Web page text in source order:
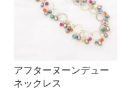
アフターヌーンデュー
ネックレス